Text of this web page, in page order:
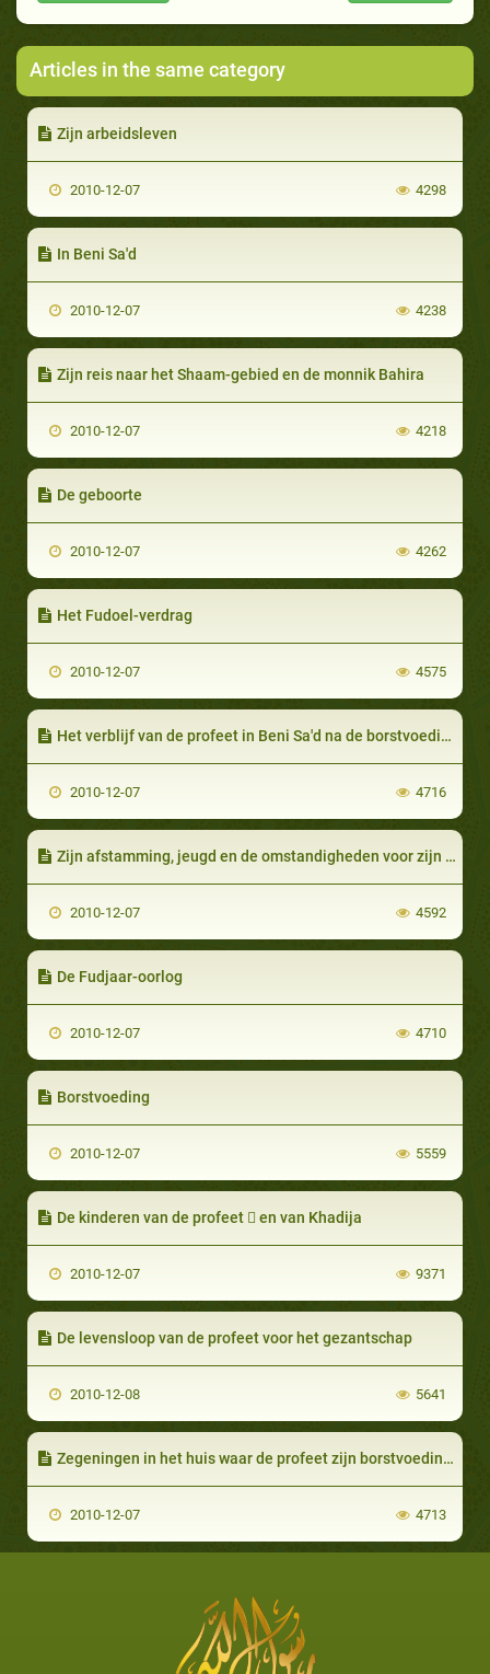
Articles in the same category
Zijn arbeidsleven
2010-12-07 4298
In Beni Sa'd
2010-12-07 4238
Zijn reis naar het Shaam-gebied en de monnik Bahira
2010-12-07 4218
De geboorte
2010-12-07 4262
Het Fudoel-verdrag
2010-12-07 4575
Het verblijf van de profeet in Beni Sa'd na de borstvoeding
2010-12-07 4716
Zijn afstamming, jeugd en de omstandigheden voor zijn Profetie
2010-12-07 4592
De Fudjaar-oorlog
2010-12-07 4710
Borstvoeding
2010-12-07 5559
De kinderen van de profeet  en van Khadija
2010-12-07 9371
De levensloop van de profeet voor het gezantschap
2010-12-08 5641
Zegeningen in het huis waar de profeet zijn borstvoeding kreeg
2010-12-07 4713